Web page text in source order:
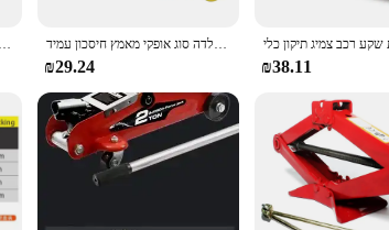
Whether you're a professional mechanic or a DIY
those new to vehicle maintenance. The stand's
2 Ton Car Jack Stand is engineered to meet the highest
is not compromised by its safety features, ensuring
or lifting a vehicle for repairs, this car jack stand is the
מתקפל כלי תיקון אוטומטי סוגר אבטחה כלי תיקון אוטומטי 2 טונות 25 ~ 36 ס "מ 3 טון 27 ~ 45 ס" מ גובה כלי הגדלת גובה רכב מכונית מכונית מטען 2 טון אביזרים אוניברסלי מעובה חומר פלדה סוג אופקי מאמץ חיסכון עמיד
₪29.24 ₪38.11